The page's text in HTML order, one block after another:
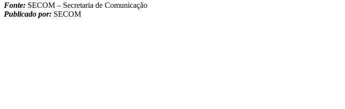
Fonte: SECOM – Secretaria de Comunicação
Publicado por: SECOM